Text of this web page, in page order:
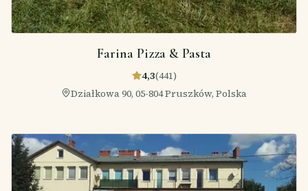
Farina Pizza & Pasta
4,3(441)
Działkowa 90, 05-804 Pruszków, Polska